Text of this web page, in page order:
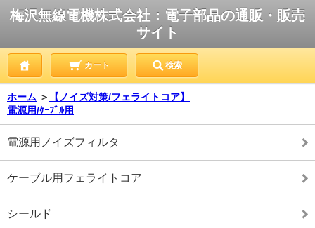
梅沢無線電機株式会社：電子部品の通販・販売
サイト
カート 検索
ホーム ＞
【ノイズ対策/フェライトコア】
電源用/ｹｰﾌﾞﾙ用
電源用ノイズフィルタ
ケーブル用フェライトコア
シールド